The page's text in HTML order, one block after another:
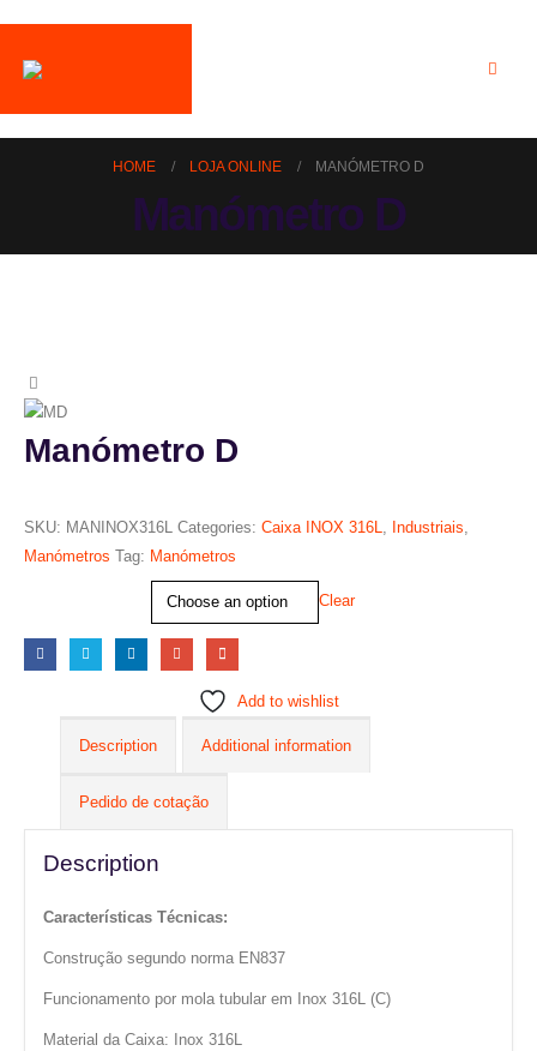
HOME LOJA ONLINE MANÓMETRO D
Manómetro D
Manómetro D
SKU: MANINOX316L Categories: Caixa INOX 316L, Industriais,
Manómetros Tag: Manómetros
Clear
Add to wishlist
Description Additional information
Pedido de cotação
Description
Características Técnicas:
Construção segundo norma EN837
Funcionamento por mola tubular em Inox 316L (C)
Material da Caixa: Inox 316L